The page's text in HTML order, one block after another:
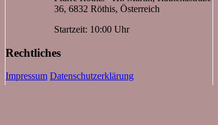
36, 6832 Röthis, Österreich
Startzeit: 10:00 Uhr
Rechtliches
Impressum Datenschutzerklärung